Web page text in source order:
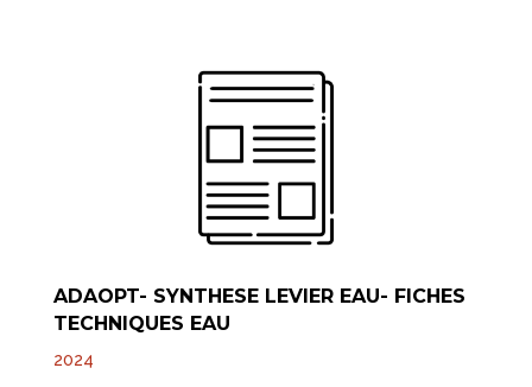
ADAOPT- SYNTHESE LEVIER EAU- FICHES
TECHNIQUES EAU
2024